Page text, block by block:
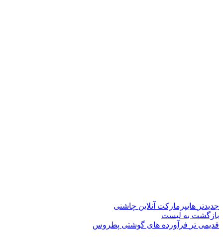
جدیدتر هایپرمارکت آنلاین چاشنی
بازگشت به لیست
قدیمی تر فرآورده های گوشتی پطروس